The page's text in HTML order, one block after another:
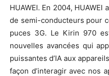
HUAWEI. En 2004,
de semi-conducteurs pour
puces 3G. Le Kirin 970
nouvelles avancées qui
puissantes d’IA aux
façon d’interagir avec nos